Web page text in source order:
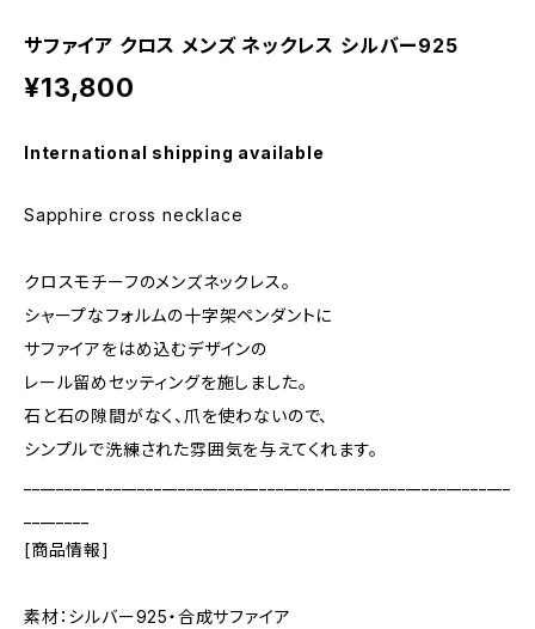
サファイア クロス メンズ ネックレス シルバー925
¥13,800
International shipping available
Sapphire cross necklace
クロスモチーフのメンズネックレス。
シャープなフォルムの十字架ペンダントに
サファイアをはめ込むデザインの
レール留めセッティングを施しました。
石と石の隙間がなく、爪を使わないので、
シンプルで洗練された雰囲気を与えてくれます。
[商品情報]
素材：シルバー925・合成サファイア